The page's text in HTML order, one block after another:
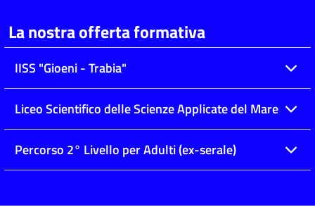
La nostra offerta formativa
IISS "Gioeni - Trabia"
Liceo Scientifico delle Scienze Applicate del Mare
Percorso 2° Livello per Adulti (ex-serale)